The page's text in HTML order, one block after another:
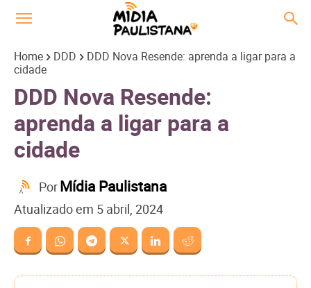
Home DDD
DDD Nova Resende: aprenda a ligar para a
cidade
DDD Nova Resende:
aprenda a ligar para a
cidade
PorMídia Paulistana
Atualizado em 5 abril, 2024